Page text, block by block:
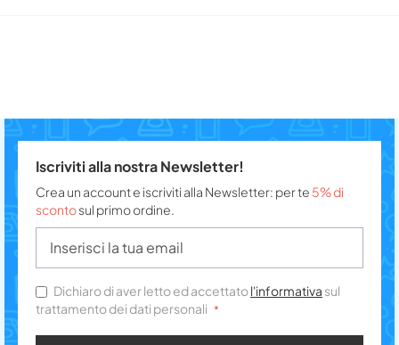
Iscriviti alla nostra Newsletter!
Crea un account e iscriviti alla Newsletter: per te 5% di
scontosul primo ordine.
Dichiaro di aver letto ed accettatol'informativa sul
trattamento dei dati personali